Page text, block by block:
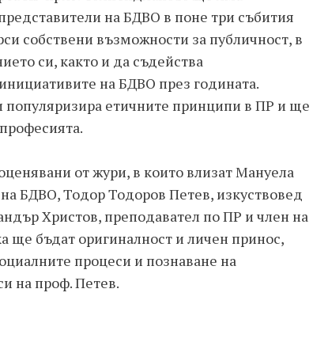
на БДВО в поне три събития
собствени възможности за публичност, в
си, както и да съдейства
на БДВО през годината.
популяризира етичните принципи в ПР и ще
от жури, в които влизат Мануела
БДВО, Тодор Тодоров Петев, изкуствовед
Христов, преподавател по ПР и член на
ще бъдат оригиналност и личен принос,
процеси и познаване на
на проф. Петев.